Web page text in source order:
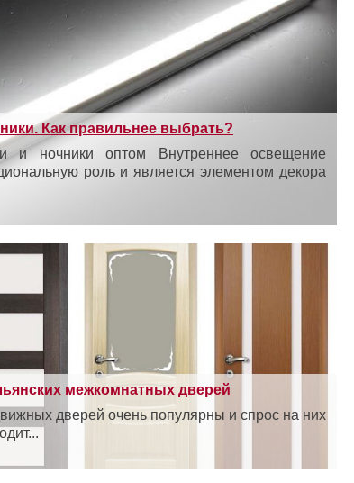
Как правильнее выбрать?
и ночники оптом Внутреннее освещение
роль и является элементом декора
межкомнатных дверей
дверей очень популярны и спрос на них